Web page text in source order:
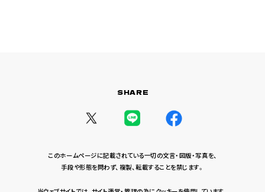
SHARE
このホームページに記載されている一切の文言・図版・写真を、
手段や形態を問わず、複製、転載することを禁じます。